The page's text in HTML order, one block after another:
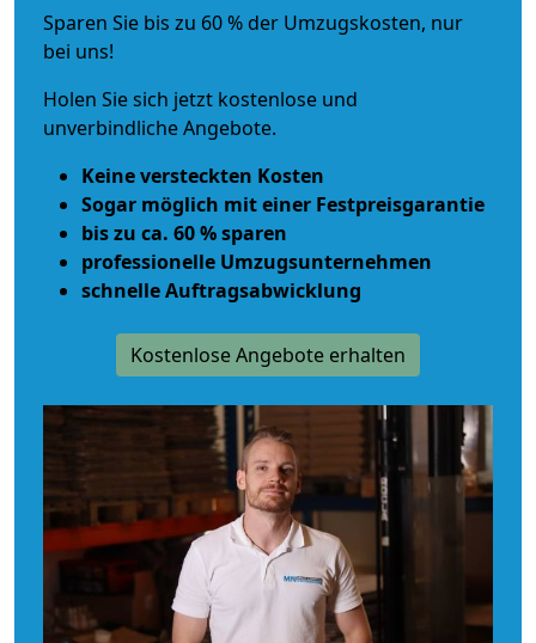
Sparen Sie bis zu 60 % der Umzugskosten, nur
bei uns!
Holen Sie sich jetzt kostenlose und
unverbindliche Angebote.
Keine versteckten Kosten
Sogar möglich mit einer Festpreisgarantie
bis zu ca. 60 % sparen
professionelle Umzugsunternehmen
schnelle Auftragsabwicklung
Kostenlose Angebote erhalten